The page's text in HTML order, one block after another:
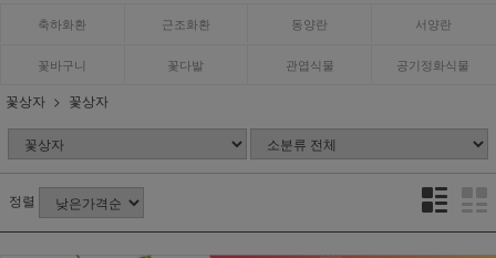
축하화환 근조화환 동양란 서양란
꽃바구니 꽃다발 관엽식물 공기정화식물
꽃상자 꽃상자
정렬